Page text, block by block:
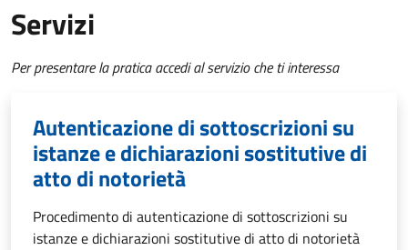
Servizi
Per presentare la pratica accedi al servizio che ti interessa
Autenticazione di sottoscrizioni su
istanze e dichiarazioni sostitutive di
atto di notorietà
Procedimento di autenticazione di sottoscrizioni su
istanze e dichiarazioni sostitutive di atto di notorietà